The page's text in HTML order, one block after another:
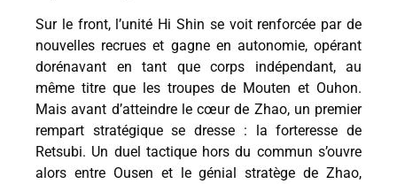
Sur le front, l’unité Hi Shin se voit renforcée par de
nouvelles recrues et gagne en autonomie, opérant
dorénavant en tant que corps indépendant, au
même titre que les troupes de Mouten et Ouhon.
Mais avant d’atteindre le cœur de Zhao, un premier
rempart stratégique se dresse : la forteresse de
Retsubi. Un duel tactique hors du commun s’ouvre
alors entre Ousen et le génial stratège de Zhao,